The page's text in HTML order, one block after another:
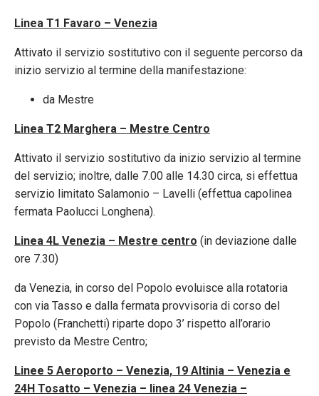
Linea T1 Favaro – Venezia
Attivato il servizio sostitutivo con il seguente percorso da
inizio servizio al termine della manifestazione:
da Mestre
Linea T2 Marghera – Mestre Centro
Attivato il servizio sostitutivo da inizio servizio al termine
del servizio; inoltre, dalle 7.00 alle 14.30 circa, si effettua
servizio limitato Salamonio – Lavelli (effettua capolinea
fermata Paolucci Longhena).
Linea 4L Venezia – Mestre centro (in deviazione dalle
ore 7.30)
da Venezia, in corso del Popolo evoluisce alla rotatoria
con via Tasso e dalla fermata provvisoria di corso del
Popolo (Franchetti) riparte dopo 3’ rispetto all’orario
previsto da Mestre Centro;
Linee 5 Aeroporto – Venezia, 19 Altinia – Venezia e
24H Tosatto – Venezia – linea 24 Venezia –